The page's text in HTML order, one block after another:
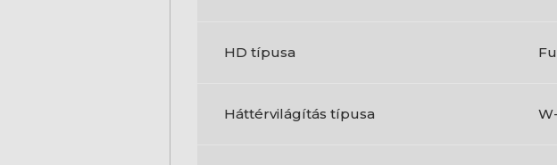
HD típusa
Háttérvilágítás típusa